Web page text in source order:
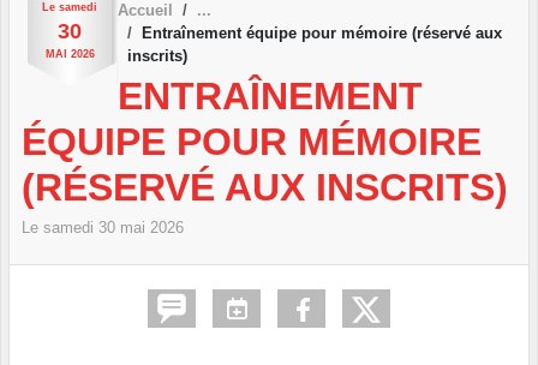
Le samedi
30
MAI 2026
Accueil
Entraînement équipe pour mémoire (réservé aux
inscrits)
ENTRAÎNEMENT
ÉQUIPE POUR MÉMOIRE
(RÉSERVÉ AUX INSCRITS)
Le samedi 30 mai 2026